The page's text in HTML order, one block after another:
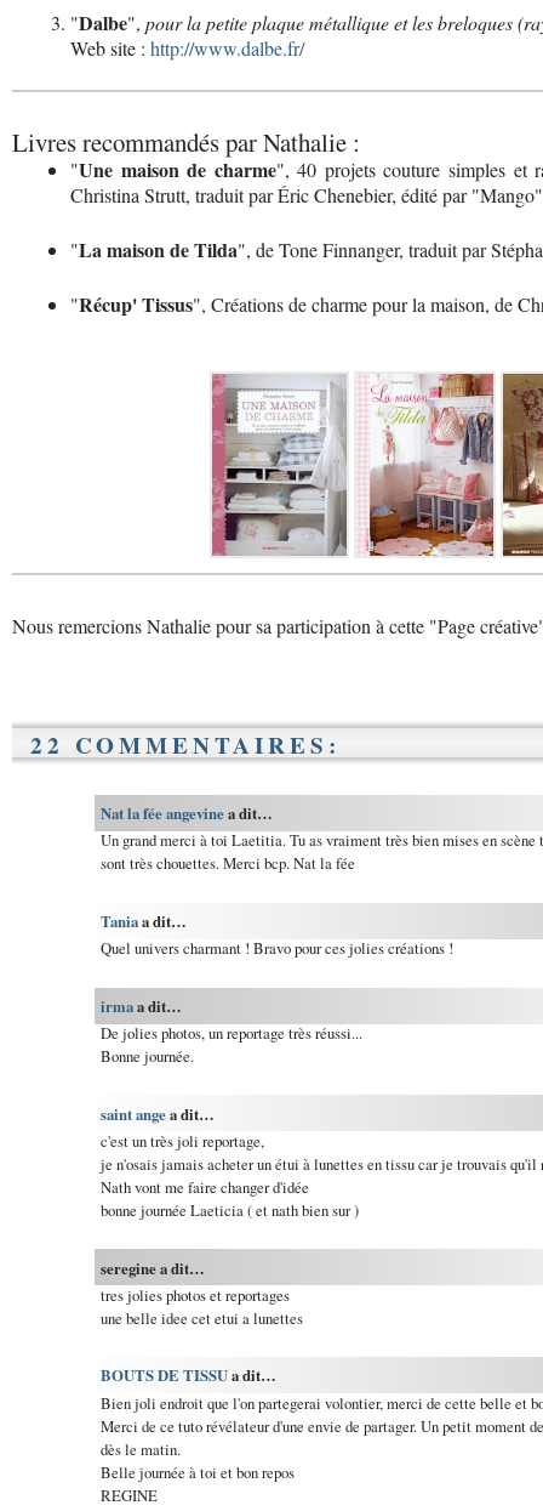
"Dalbe", pour la petite plaque métallique et les breloques
Web site : http://www.dalbe.fr/
Livres recommandés par Nathalie :
"Une maison de charme", 40 projets couture simples et
Christina Strutt, traduit par Éric Chenebier, édité par "Mango"
"La maison de Tilda", de Tone Finnanger, traduit par
"Récup' Tissus", Créations de charme pour la maison, de
Nous remercions Nathalie pour sa participation à cette "Page
22 COMMENTAIRES:
Nat la fée angevinea dit…
Un grand merci à toi Laetitia. Tu as vraiment très bien mises en scène
sont très chouettes. Merci bcp. Nat la fée
Taniaa dit…
Quel univers charmant ! Bravo pour ces jolies créations !
irmaa dit…
De jolies photos, un reportage très réussi...
Bonne journée.
saint angea dit…
c'est un très joli reportage,
je n'osais jamais acheter un étui à lunettes en tissu car je trouvais qu'il
Nath vont me faire changer d'idée
bonne journée Laeticia ( et nath bien sur )
seregine a dit…
tres jolies photos et reportages
une belle idee cet etui a lunettes
BOUTS DE TISSUa dit…
Bien joli endroit que l'on partegerai volontier, merci de cette belle et
Merci de ce tuto révélateur d'une envie de partager. Un petit moment
dès le matin.
Belle journée à toi et bon repos
REGINE